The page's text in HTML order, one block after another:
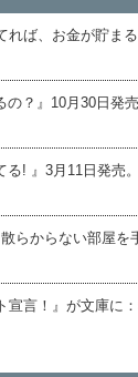
れば、お金が貯ま
の？』10月30日発
る! 』3月11日発売
らからない部屋を
宣言！』が文庫に